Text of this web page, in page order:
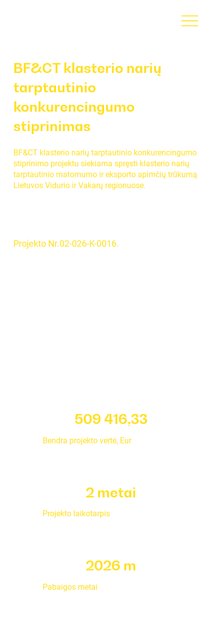
BF&CT klasterio narių
tarptautinio
konkurencingumo
stiprinimas
BF&CT klasterio narių tarptautinio konkurencingumo
stiprinimo projektu siekiama spręsti klasterio narių
tarptautinio matomumo ir eksporto apimčių trūkumą
Lietuvos Vidurio ir Vakarų regionuose.
Projekto Nr.02-026-K-0016.
2026 m
Pabaigos metai
2 metai
Projekto laikotarpis
509 416,33
Bendra projekto vertė, Eur